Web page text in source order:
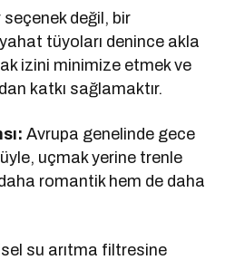
seçenek değil, bir
tüyoları denince akla
izini minimize etmek ve
katkı sağlamaktır.
Avrupa genelinde gece
uçmak yerine trenle
romantik hem de daha
su arıtma filtresine